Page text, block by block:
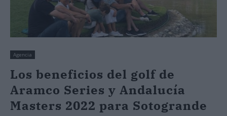
Agencia
Los beneficios del golf de
Aramco Series y Andalucía
Masters 2022 para Sotogrande